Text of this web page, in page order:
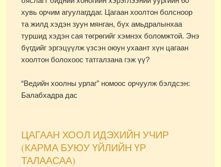
хувь орчим агуулагддаг. Цагаан хоолтон болсноор
та жилд хэдэн зуун мянган, бүх амьдралынхаа
туршид хэдэн сая төгрөгийг хэмнэх боломжтой. Энэ
бүгдийг эргэцүүлж үзсэн оюун ухаант хүн цагаан
хоолтон болохоос татгалзана гэж үү?
“Ведийн хоолны урлаг” номоос орчуулж бэлдсэн:
Балабхадра дас
ЦАГААН ХООЛ ИДЭХИЙН УЧИР
(КАРМА БУЮУ ҮЙЛИЙН ҮР
ТАЛААСАА)